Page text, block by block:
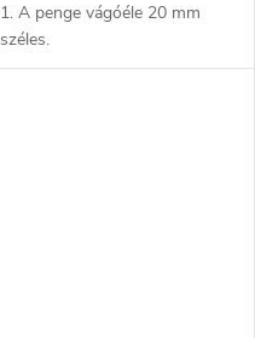
1. A penge vágóéle 20 mm
széles.